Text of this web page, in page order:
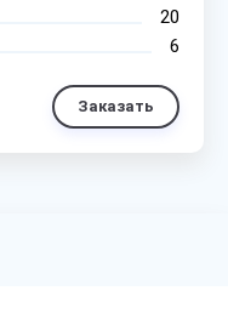
20
6
Заказать